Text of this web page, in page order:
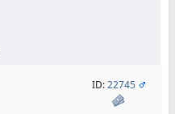
ID:22745